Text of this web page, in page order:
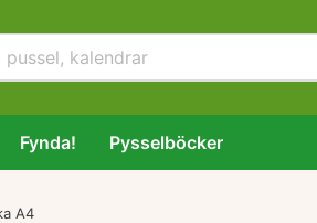
Fynda! Pysselböcker
A4